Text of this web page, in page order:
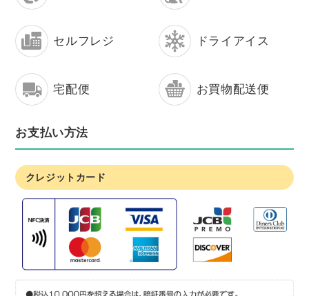
セルフレジ ドライアイス
宅配便 お買物配送便
お支払い方法
クレジットカード